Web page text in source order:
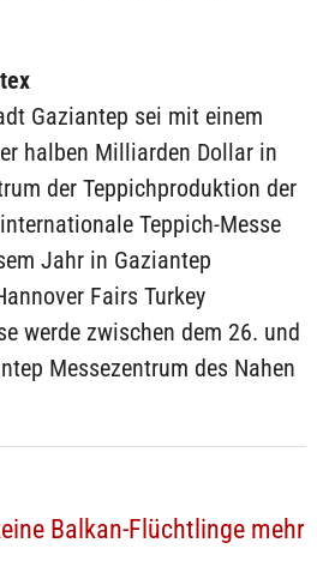
Gaziantep sei mit einem
halben Milliarden Dollar in
der Teppichproduktion der
Teppich-Messe
Jahr in Gaziantep
Fairs Turkey
werde zwischen dem 26. und
Messezentrum des Nahen
Balkan-Flüchtlinge mehr